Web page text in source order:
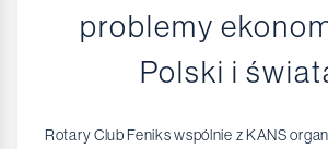
problemy
Polski i
Rotary Club Feniks wspólnie z KANS